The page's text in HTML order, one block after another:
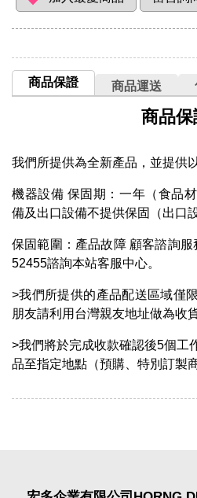
商品保證 商品運送
商品保
我們所提供為全新產品，並提供
機器設備 保固期：一年（食品
備及出口設備不提供保固（出口
保固範圍：產品故障 顧客諮詢
52455諮詢本站客服中心。
>我們所提供的產品配送區域僅
朋友請利用台灣親友地址做為收
>我們將於完成收款確認後5個工
品至指定地點（預購、特別訂製